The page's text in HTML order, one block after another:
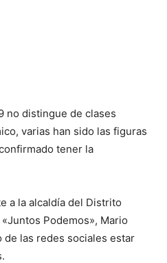
no distingue de clases
varias han sido las figuras
tener la
a la alcaldía del Distrito
Podemos», Mario
las redes sociales estar